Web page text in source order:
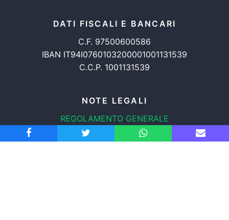
DATI FISCALI E BANCARI
C.F. 97500600586
IBAN IT94I0760103200001001131539
C.C.P. 1001131539
NOTE LEGALI
REGOLAMENTO GENERALE
PROTEZIONE DATI
INFORMATIVA COOKIES